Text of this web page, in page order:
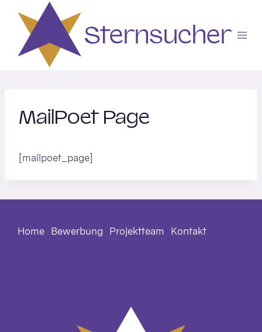
Inhalt
springen
Sternsucher
MailPoet Page
[mailpoet_page]
Home Bewerbung Projektteam Kontakt